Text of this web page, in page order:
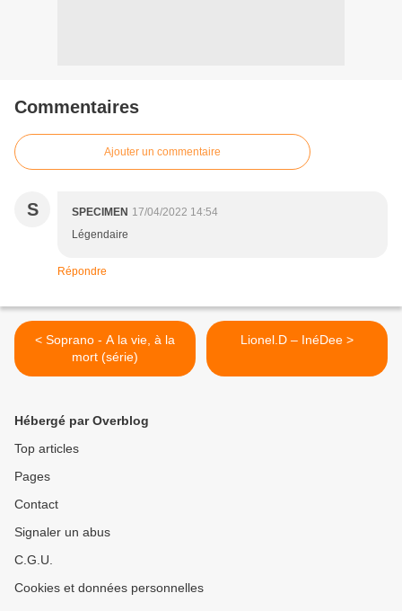
Commentaires
Ajouter un commentaire
S SPECIMEN 17/04/2022 14:54
Légendaire
Répondre
< Soprano - A la vie, à la
mort (série)
Lionel.D – InéDee >
Hébergé par Overblog
Top articles
Pages
Contact
Signaler un abus
C.G.U.
Cookies et données personnelles